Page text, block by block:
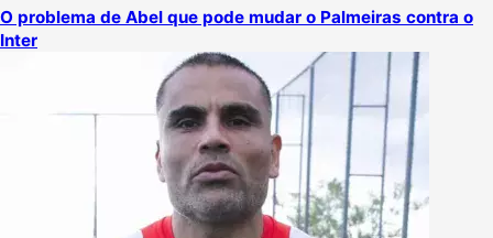
O problema de Abel que pode mudar o Palmeiras contra o
Inter